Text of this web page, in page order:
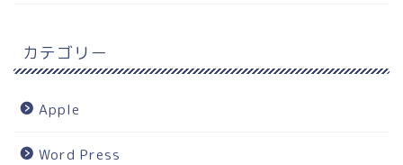
カテゴリー
Apple
Word Press